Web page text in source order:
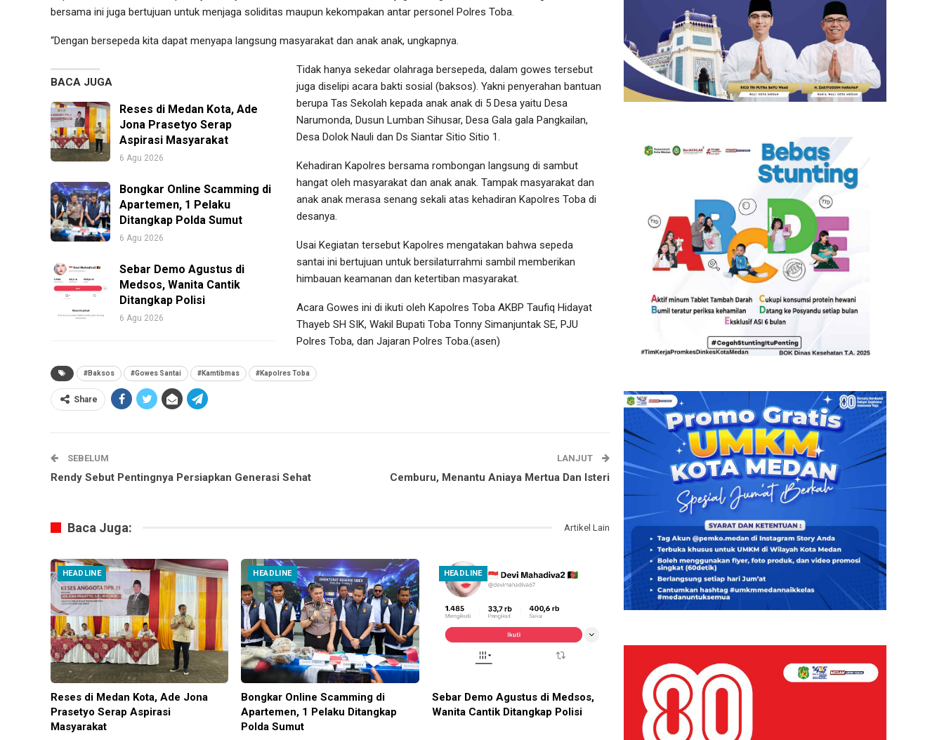
bersama ini juga bertujuan untuk menjaga soliditas maupun kekompakan antar personel Polres Toba.
“Dengan bersepeda kita dapat menyapa langsung masyarakat dan anak anak, ungkapnya.
BACA JUGA
Reses di Medan Kota, Ade
Jona Prasetyo Serap
Aspirasi Masyarakat
6 Agu 2026
Bongkar Online Scamming di
Apartemen, 1 Pelaku
Ditangkap Polda Sumut
6 Agu 2026
Sebar Demo Agustus di
Medsos, Wanita Cantik
Ditangkap Polisi
6 Agu 2026
Tidak hanya sekedar olahraga bersepeda, dalam gowes tersebut
juga diselipi acara bakti sosial (baksos). Yakni penyerahan bantuan
berupa Tas Sekolah kepada anak anak di 5 Desa yaitu Desa
Narumonda, Dusun Lumban Sihusar, Desa Gala gala Pangkailan,
Desa Dolok Nauli dan Ds Siantar Sitio Sitio 1.
Kehadiran Kapolres bersama rombongan langsung di sambut
hangat oleh masyarakat dan anak anak. Tampak masyarakat dan
anak anak merasa senang sekali atas kehadiran Kapolres Toba di
desanya.
Usai Kegiatan tersebut Kapolres mengatakan bahwa sepeda
santai ini bertujuan untuk bersilaturrahmi sambil memberikan
himbauan keamanan dan ketertiban masyarakat.
Acara Gowes ini di ikuti oleh Kapolres Toba AKBP Taufiq Hidayat
Thayeb SH SIK, Wakil Bupati Toba Tonny Simanjuntak SE, PJU
Polres Toba, dan Jajaran Polres Toba.(asen)
#Baksos #Gowes Santai #Kamtibmas #Kapolres Toba
Share
SEBELUM
Rendy Sebut Pentingnya Persiapkan Generasi Sehat
LANJUT
Cemburu, Menantu Aniaya Mertua Dan Isteri
Baca Juga: Artikel Lain
HEADLINE
Reses di Medan Kota, Ade Jona
Prasetyo Serap Aspirasi
Masyarakat
HEADLINE
Bongkar Online Scamming di
Apartemen, 1 Pelaku Ditangkap
Polda Sumut
HEADLINE
Sebar Demo Agustus di Medsos,
Wanita Cantik Ditangkap Polisi